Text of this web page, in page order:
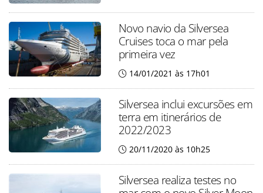
Novo navio da Silversea
Cruises toca o mar pela
primeira vez
14/01/2021 às 17h01
Silversea inclui excursões em
terra em itinerários de
2022/2023
20/11/2020 às 10h25
Silversea realiza testes no